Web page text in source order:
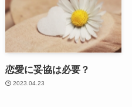
恋愛に妥協は必要？
2023.04.23